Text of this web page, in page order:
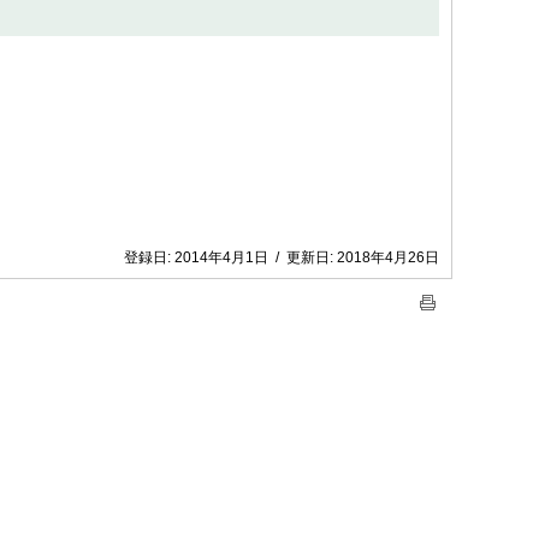
登録日: 2014年4月1日 / 更新日: 2018年4月26日